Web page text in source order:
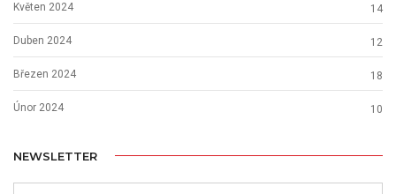
Květen 2024 14
Duben 2024 12
Březen 2024 18
Únor 2024 10
NEWSLETTER